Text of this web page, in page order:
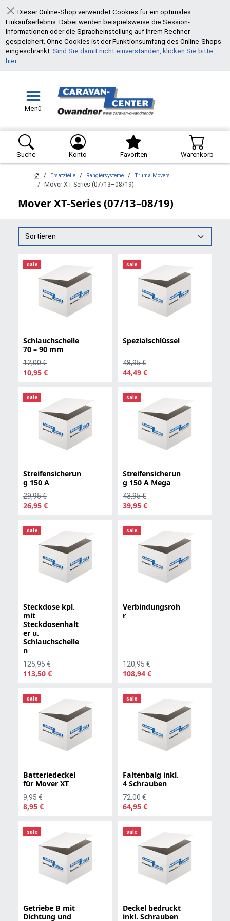
Schließen
Dieser Online-Shop verwendet Cookies für ein optimales
Einkaufserlebnis. Dabei werden beispielsweise die Session-
Informationen oder die Spracheinstellung auf Ihrem Rechner
gespeichert. Ohne Cookies ist der Funktionsumfang des Online-Shops
eingeschränkt. Sind Sie damit nicht einverstanden, klicken Sie bitte
hier.
Menü
Suche Konto Favoriten Warenkorb
Ersatzteile Rangiersysteme Truma Movers
Mover XT-Series (07/13–08/19)
Mover XT-Series (07/13–08/19)
Sortieren
sale
Schlauchschelle
70 – 90 mm
12,00 €
10,95 €
sale
Spezialschlüssel
48,95 €
44,49 €
sale
Streifensicherun
g 150 A
29,95 €
26,95 €
sale
Streifensicherun
g 150 A Mega
43,95 €
39,95 €
sale
Steckdose kpl.
mit
Steckdosenhalt
er u.
Schlauchschelle
n
125,95 €
113,50 €
sale
Verbindungsroh
r
120,95 €
108,94 €
sale
Batteriedeckel
für Mover XT
9,95 €
8,95 €
sale
Faltenbalg inkl.
4 Schrauben
72,00 €
64,95 €
sale
Getriebe B mit
Dichtung und
sale
Deckel bedruckt
inkl. Schrauben